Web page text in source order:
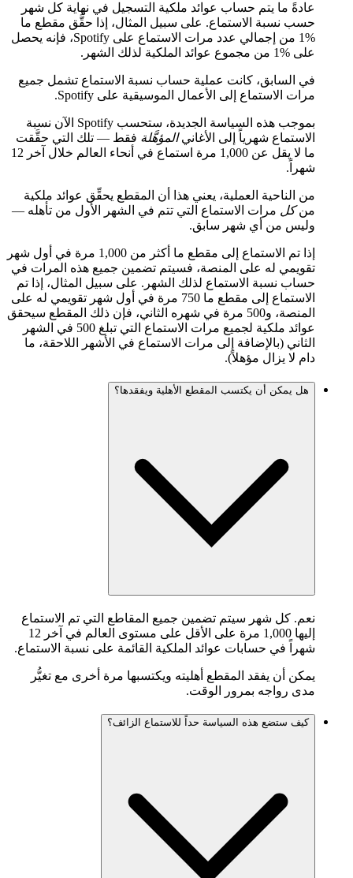
عادةً ما يتم حساب عوائد ملكية التسجيل في نهاية كل شهر
حسب نسبة الاستماع. على سبيل المثال، إذا حقَّق مقطع ما
%1 من إجمالي عدد مرات الاستماع على Spotify، فإنه يحصل
على %1 من مجموع عوائد الملكية لذلك الشهر.
في السابق، كانت عملية حساب نسبة الاستماع تشمل جميع
مرات الاستماع إلى الأعمال الموسيقية على Spotify.
بموجب هذه السياسة الجديدة، ستحسب Spotify الآن نسبة
الاستماع شهرياً إلى الأغانيالمؤهَّلة فقط — تلك التي حقَّقت
ما لا يقل عن 1,000 مرة استماع في أنحاء العالم خلال آخر 12
شهراً.
من الناحية العملية، يعني هذا أن المقطع يحقِّق عوائد ملكية
منكل مرات الاستماع التي تتم في الشهر الأول من تأهله —
وليس من أي شهر سابق.
إذا تم الاستماع إلى مقطع ما أكثر من 1,000 مرة في أول شهر
تقويمي له على المنصة، فسيتم تضمين جميع هذه المرات في
حساب نسبة الاستماع لذلك الشهر. على سبيل المثال، إذا تم
الاستماع إلى مقطع ما 750 مرة في أول شهر تقويمي له على
المنصة، و500 مرة في شهره الثاني، فإن ذلك المقطع سيحقق
عوائد ملكية لجميع مرات الاستماع التي تبلغ 500 في الشهر
الثاني (بالإضافة إلى مرات الاستماع في الأشهر اللاحقة، ما
دام لا يزال مؤهلاً).
هل يمكن أن يكتسب المقطع الأهلية ويفقدها؟
نعم. كل شهر سيتم تضمين جميع المقاطع التي تم الاستماع
إليها 1,000 مرة على الأقل على مستوى العالم في آخر 12
شهراً في حسابات عوائد الملكية القائمة على نسبة الاستماع.
يمكن أن يفقد المقطع أهليته ويكتسبها مرة أخرى مع تغيُّر
مدى رواجه بمرور الوقت.
كيف ستضع هذه السياسة حداً للاستماع الزائف؟